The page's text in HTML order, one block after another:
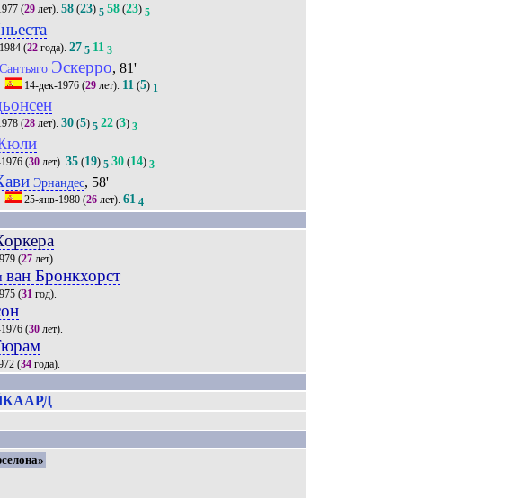
(29 лет).58 (23) 5 58 (23) 5
(22 года).27 5 11 3
Сантьяго Эскерро, 81'
14-дек-1976(29лет). 11(5) 1
(28 лет).30 (5) 5 22 (3) 3
(30 лет).35 (19) 5 30 (14) 3
Эрнандес, 58'
25-янв-1980(26лет). 61 4
(27 лет).
ван Бронкхорст
(31 год).
(30 лет).
(34 года).